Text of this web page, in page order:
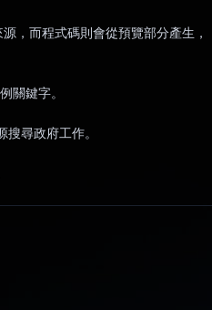
，而程式碼則會從預覽部分產生，
關鍵字。
尋政府工作。